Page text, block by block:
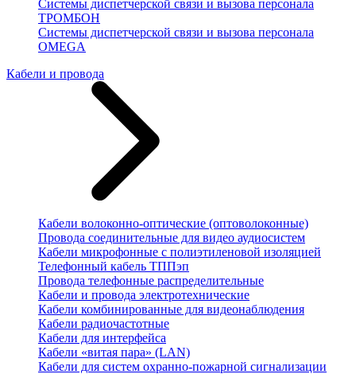
Системы диспетчерской связи и вызова персонала
ТРОМБОН
Системы диспетчерской связи и вызова персонала
OMEGA
Кабели и провода
Кабели волоконно-оптические (оптоволоконные)
Провода соединительные для видео аудиосистем
Кабели микрофонные с полиэтиленовой изоляцией
Телефонный кабель ТППэп
Провода телефонные распределительные
Кабели и провода электротехнические
Кабели комбинированные для видеонаблюдения
Кабели радиочастотные
Кабели для интерфейса
Кабели «витая пара» (LAN)
Кабели для систем охранно-пожарной сигнализации